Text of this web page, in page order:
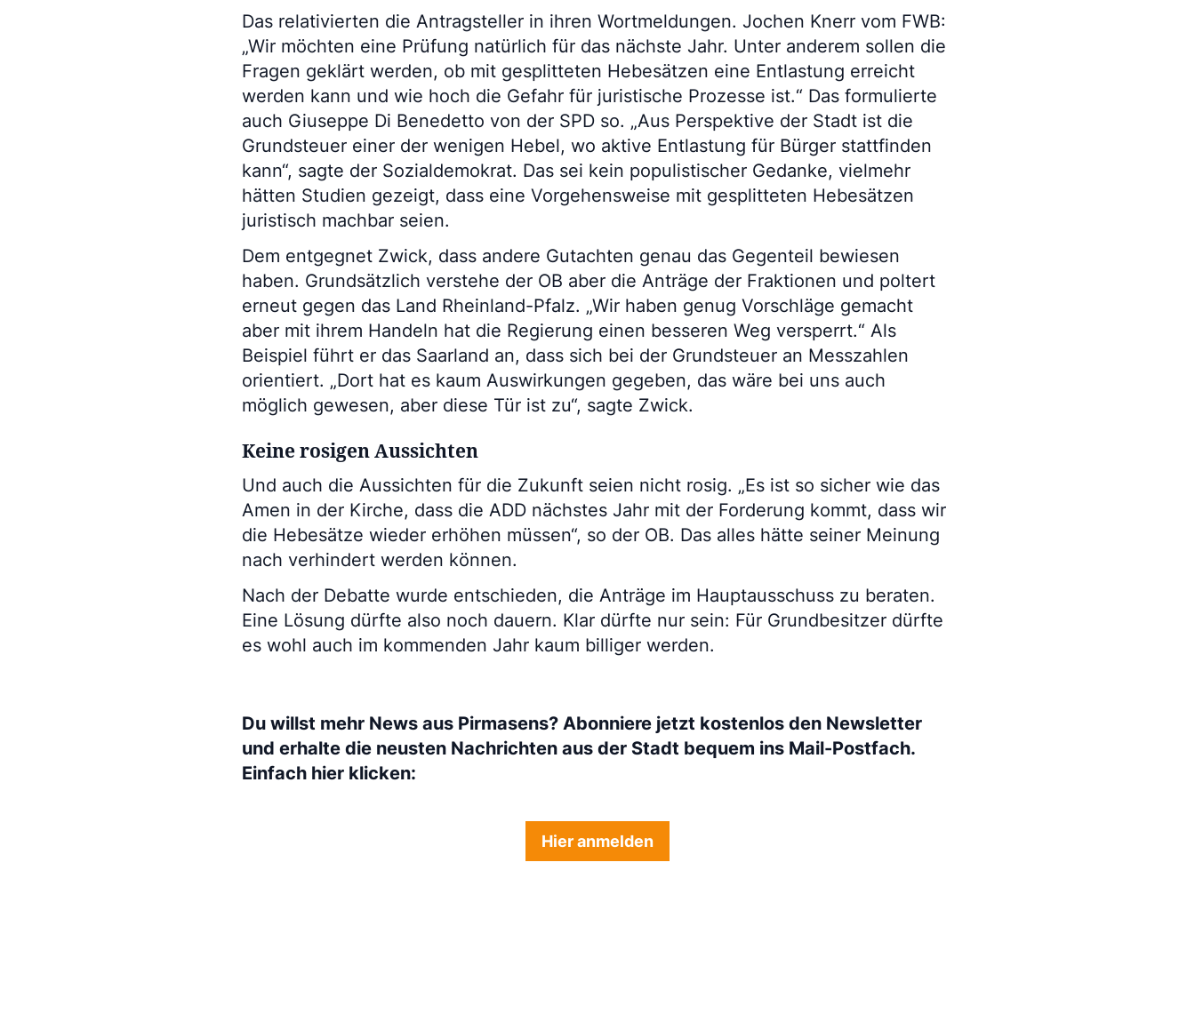
Das relativierten die Antragsteller in ihren Wortmeldungen. Jochen Knerr vom FWB:
„Wir möchten eine Prüfung natürlich für das nächste Jahr. Unter anderem sollen die
Fragen geklärt werden, ob mit gesplitteten Hebesätzen eine Entlastung erreicht
werden kann und wie hoch die Gefahr für juristische Prozesse ist.“ Das formulierte
auch Giuseppe Di Benedetto von der SPD so. „Aus Perspektive der Stadt ist die
Grundsteuer einer der wenigen Hebel, wo aktive Entlastung für Bürger stattfinden
kann“, sagte der Sozialdemokrat. Das sei kein populistischer Gedanke, vielmehr
hätten Studien gezeigt, dass eine Vorgehensweise mit gesplitteten Hebesätzen
juristisch machbar seien.
Dem entgegnet Zwick, dass andere Gutachten genau das Gegenteil bewiesen
haben. Grundsätzlich verstehe der OB aber die Anträge der Fraktionen und poltert
erneut gegen das Land Rheinland-Pfalz. „Wir haben genug Vorschläge gemacht
aber mit ihrem Handeln hat die Regierung einen besseren Weg versperrt.“ Als
Beispiel führt er das Saarland an, dass sich bei der Grundsteuer an Messzahlen
orientiert. „Dort hat es kaum Auswirkungen gegeben, das wäre bei uns auch
möglich gewesen, aber diese Tür ist zu“, sagte Zwick.
Keine rosigen Aussichten
Und auch die Aussichten für die Zukunft seien nicht rosig. „Es ist so sicher wie das
Amen in der Kirche, dass die ADD nächstes Jahr mit der Forderung kommt, dass wir
die Hebesätze wieder erhöhen müssen“, so der OB. Das alles hätte seiner Meinung
nach verhindert werden können.
Nach der Debatte wurde entschieden, die Anträge im Hauptausschuss zu beraten.
Eine Lösung dürfte also noch dauern. Klar dürfte nur sein: Für Grundbesitzer dürfte
es wohl auch im kommenden Jahr kaum billiger werden.
Du willst mehr News aus Pirmasens? Abonniere jetzt kostenlos den Newsletter
und erhalte die neusten Nachrichten aus der Stadt bequem ins Mail-Postfach.
Einfach hier klicken:
Hier anmelden